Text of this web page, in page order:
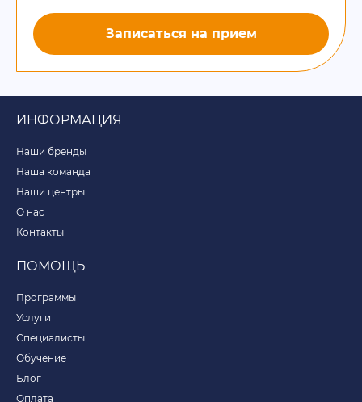
Записаться на прием
ИНФОРМАЦИЯ
Наши бренды
Наша команда
Наши центры
О нас
Контакты
ПОМОЩЬ
Программы
Услуги
Специалисты
Обучение
Блог
Оплата